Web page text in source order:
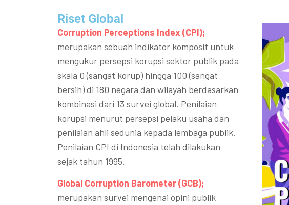
Riset Global​
Corruption Perceptions Index (CPI);
merupakan sebuah indikator komposit untuk
mengukur persepsi korupsi sektor publik pada
skala 0 (sangat korup) hingga 100 (sangat
bersih) di 180 negara dan wilayah berdasarkan
kombinasi dari 13 survei global. Penilaian
korupsi menurut persepsi pelaku usaha dan
penilaian ahli sedunia kepada lembaga publik.
Penilaian CPI di Indonesia telah dilakukan
sejak tahun 1995.
Global Corruption Barometer (GCB);
merupakan survei mengenai opini publik